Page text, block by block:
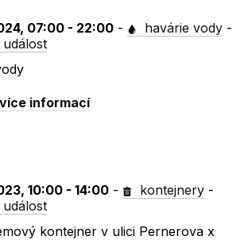
07:00 - 22:00 - havárie vody -
informací
10:00 - 14:00 - kontejnery -
kontejner v ulici Pernerova x